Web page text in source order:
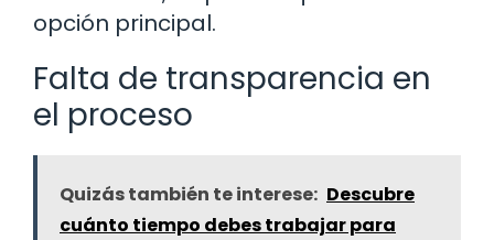
opción principal.
Falta de transparencia en
el proceso
Quizás también te interese: Descubre
cuánto tiempo debes trabajar para